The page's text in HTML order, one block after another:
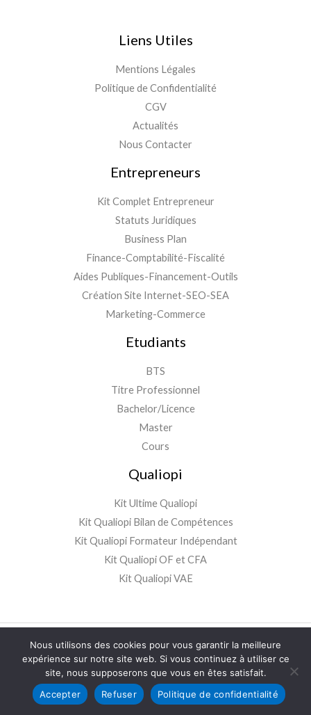
Liens Utiles
Mentions Légales
Politique de Confidentialité
CGV
Actualités
Nous Contacter
Entrepreneurs
Kit Complet Entrepreneur
Statuts Juridiques
Business Plan
Finance-Comptabilité-Fiscalité
Aides Publiques-Financement-Outils
Création Site Internet-SEO-SEA
Marketing-Commerce
Etudiants
BTS
Titre Professionnel
Bachelor/Licence
Master
Cours
Qualiopi
Kit Ultime Qualiopi
Kit Qualiopi Bilan de Compétences
Kit Qualiopi Formateur Indépendant
Kit Qualiopi OF et CFA
Kit Qualiopi VAE
Copyright © 2026 MLESW. Site internet crée par MLE WEB
AGENCY.
Nous utilisons des cookies pour vous garantir la meilleure
expérience sur notre site web. Si vous continuez à utiliser ce
site, nous supposerons que vous en êtes satisfait.
Accepter
Refuser Politique de confidentialité